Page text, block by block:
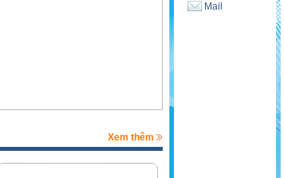
Mail
Xem thêm